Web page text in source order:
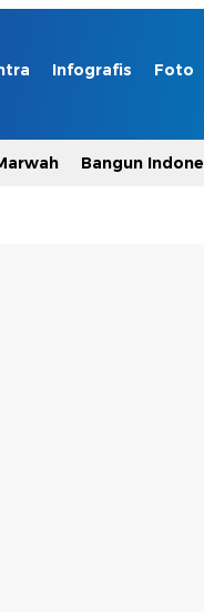
Infografis Foto
Bangun